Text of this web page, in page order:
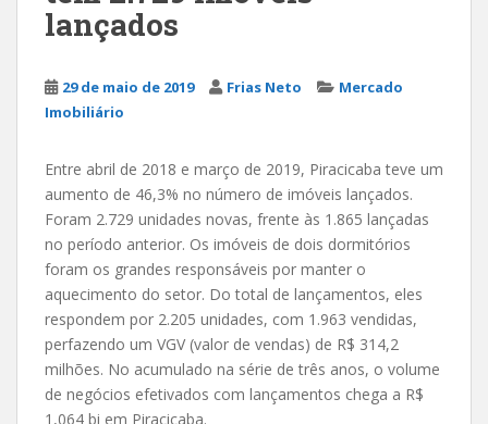
lançados
29 de maio de 2019 Frias Neto
Mercado
Imobiliário
Entre abril de 2018 e março de 2019, Piracicaba teve um
aumento de 46,3% no número de imóveis lançados.
Foram 2.729 unidades novas, frente às 1.865 lançadas
no período anterior. Os imóveis de dois dormitórios
foram os grandes responsáveis por manter o
aquecimento do setor. Do total de lançamentos, eles
respondem por 2.205 unidades, com 1.963 vendidas,
perfazendo um VGV (valor de vendas) de R$ 314,2
milhões. No acumulado na série de três anos, o volume
de negócios efetivados com lançamentos chega a R$
1,064 bi em Piracicaba.